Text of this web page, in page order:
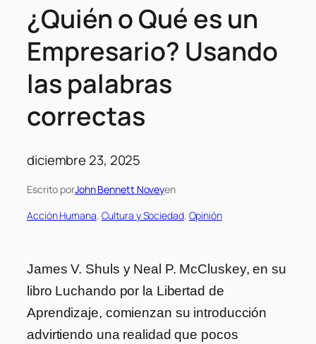
¿Quién o Qué es un
Empresario? Usando
las palabras
correctas
diciembre 23, 2025
Escrito porJohn Bennett Noveyen
Acción Humana, Cultura y Sociedad, Opinión
James V. Shuls y Neal P. McCluskey, en su
libro Luchando por la Libertad de
Aprendizaje, comienzan su introducción
advirtiendo una realidad que pocos